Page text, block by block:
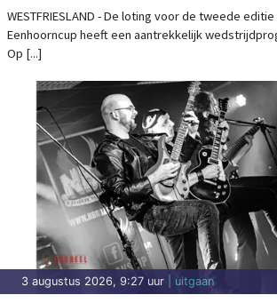
KERMIS
WESTFRIESLAND - De loting voor de tweede
Eenhoorncup heeft een aantrekkelijk
Op [...]
3 augustus 2026, 9:27 uur | uitgaan